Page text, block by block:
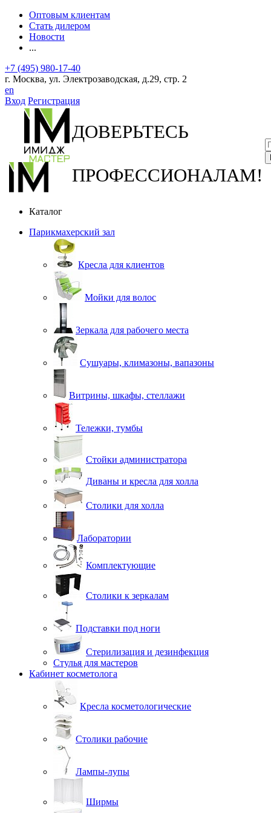
Оптовым клиентам
Стать дилером
Новости
...
+7 (495) 980-17-40
г. Москва, ул. Электрозаводская, д.29, стр. 2
en
Вход Регистрация
ДОВЕРЬТЕСЬ
ПРОФЕССИОНАЛАМ!
Каталог
Парикмахерский зал
Кресла для клиентов
Мойки для волос
Зеркала для рабочего места
Сушуары, климазоны, вапазоны
Витрины, шкафы, стеллажи
Тележки, тумбы
Стойки администратора
Диваны и кресла для холла
Столики для холла
Лаборатории
Комплектующие
Столики к зеркалам
Подставки под ноги
Стерилизация и дезинфекция
Стулья для мастеров
Кабинет косметолога
Кресла косметологические
Столики рабочие
Лампы-лупы
Ширмы